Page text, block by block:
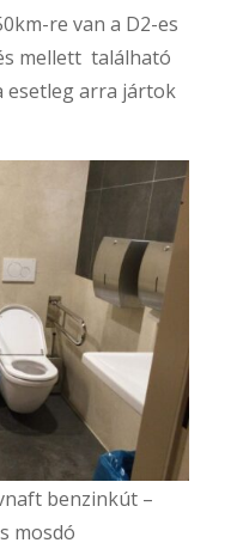
re van a D2-es
mellett található
esetleg arra jártok
benzinkút –
mosdó